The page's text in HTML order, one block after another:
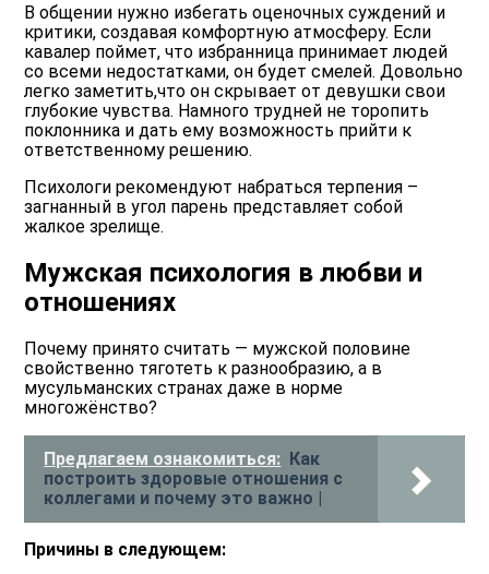
В общении нужно избегать оценочных суждений и
критики, создавая комфортную атмосферу. Если
кавалер поймет, что избранница принимает людей
со всеми недостатками, он будет смелей. Довольно
легко заметить,что он скрывает от девушки свои
глубокие чувства. Намного трудней не торопить
поклонника и дать ему возможность прийти к
ответственному решению.
Психологи рекомендуют набраться терпения –
загнанный в угол парень представляет собой
жалкое зрелище.
Мужская психология в любви и
отношениях
Почему принято считать — мужской половине
свойственно тяготеть к разнообразию, а в
мусульманских странах даже в норме
многожёнство?
Предлагаем ознакомиться: Как
построить здоровые отношения с
коллегами и почему это важно |
Причины в следующем: